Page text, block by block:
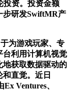
投资。投资金额
步研发SwiftMR产
为游戏玩家、专
台利用计算机视觉
地获取数据驱动的
直觉。近日
Ventures、